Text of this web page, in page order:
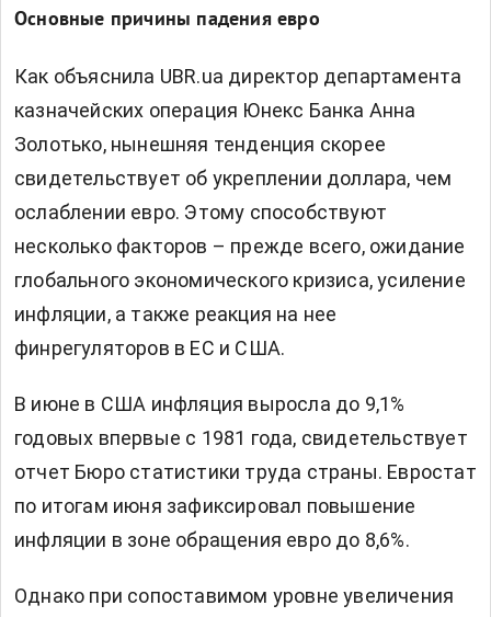
Основные причины падения евро
Как объяснила UBR.ua директор департамента
казначейских операция Юнекс Банка Анна
Золотько, нынешняя тенденция скорее
свидетельствует об укреплении доллара, чем
ослаблении евро. Этому способствуют
несколько факторов – прежде всего, ожидание
глобального экономического кризиса, усиление
инфляции, а также реакция на нее
финрегуляторов в ЕС и США.
В июне в США инфляция выросла до 9,1%
годовых впервые с 1981 года, свидетельствует
отчет Бюро статистики труда страны. Евростат
по итогам июня зафиксировал повышение
инфляции в зоне обращения евро до 8,6%.
Однако при сопоставимом уровне увеличения